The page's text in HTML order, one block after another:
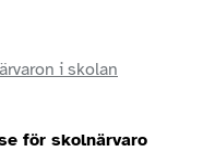
i skolan
för skolnärvaro